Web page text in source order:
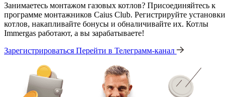
Занимаетесь монтажом газовых котлов? Присоединяйтесь к
программе монтажников Caius Club. Регистрируйте установки
котлов, накапливайте бонусы и обналичивайте их. Котлы
Immergas работают, а вы зарабатываете!
Зарегистрироваться Перейти в Телеграмм-канал